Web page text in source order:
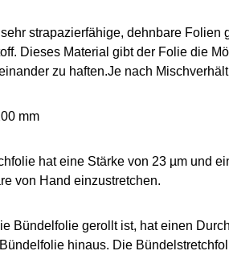
strapazierfähige, dehnbare
Dieses Material gibt der Folie die
zu haften.Je nach
mm
hat eine Stärke von 23 µm und
von Hand einzustretchen.
Bündelfolie gerollt ist, hat einen
hinaus. Die